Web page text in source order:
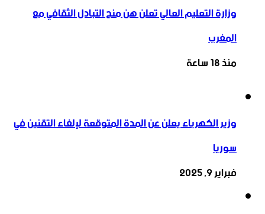
وزارة التعليم العالي تعلن هن منح التبادل الثقافي مع
المغرب
منذ 18 ساعة
وزير الكهرباء يعلن عن المدة المتوقعة لإلغاء التقنين في
سوريا
فبراير 9, 2025